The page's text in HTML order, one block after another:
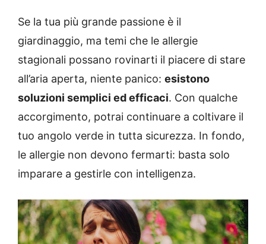
Se la tua più grande passione è il
giardinaggio, ma temi che le allergie
stagionali possano rovinarti il piacere di stare
all’aria aperta, niente panico: esistono
soluzioni semplici ed efficaci. Con qualche
accorgimento, potrai continuare a coltivare il
tuo angolo verde in tutta sicurezza. In fondo,
le allergie non devono fermarti: basta solo
imparare a gestirle con intelligenza.